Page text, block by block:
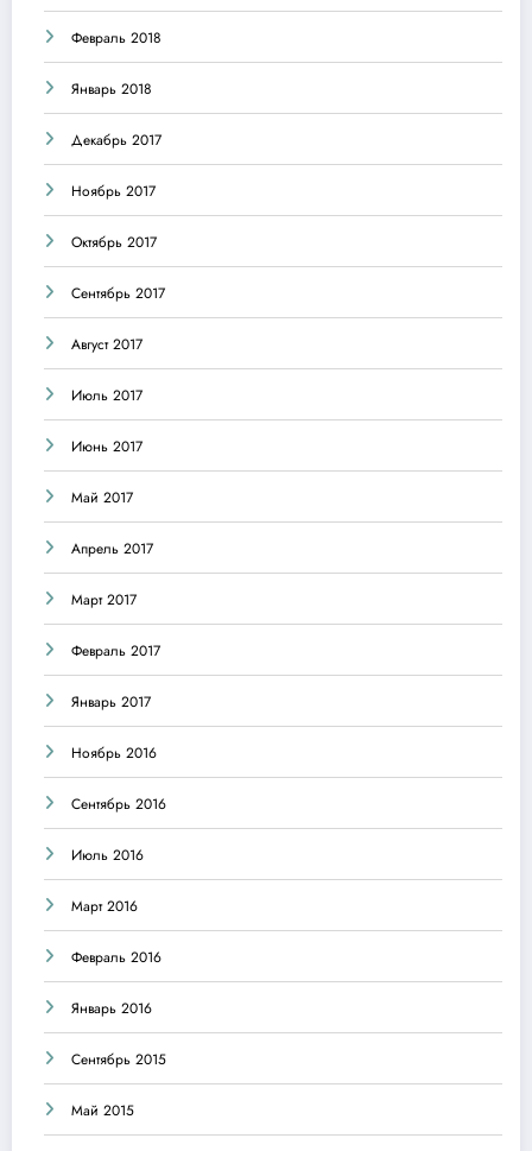
Февраль 2018
Январь 2018
Декабрь 2017
Ноябрь 2017
Октябрь 2017
Сентябрь 2017
Август 2017
Июль 2017
Июнь 2017
Май 2017
Апрель 2017
Март 2017
Февраль 2017
Январь 2017
Ноябрь 2016
Сентябрь 2016
Июль 2016
Март 2016
Февраль 2016
Январь 2016
Сентябрь 2015
Май 2015